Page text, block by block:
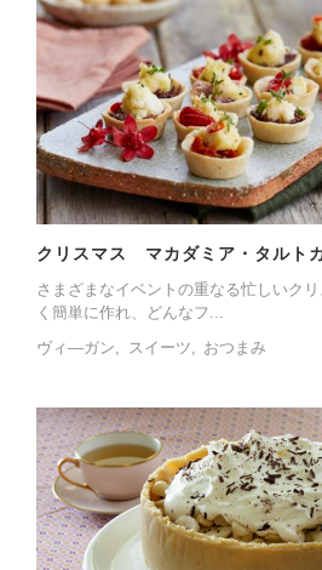
クリスマス マカダミア・タルト
さまざまなイベントの重なる忙しいク
く簡単に作れ、どんなフ...
ヴィ―ガン
スイーツ おつまみ